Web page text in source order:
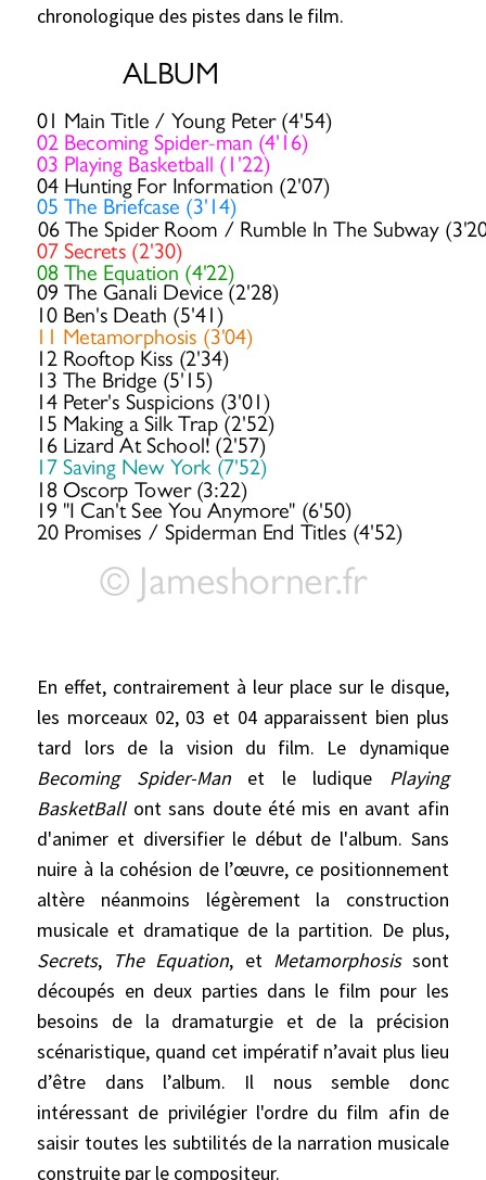
chronologique des pistes dans le film.
En effet, contrairement à leur place sur le disque,
les morceaux 02, 03 et 04 apparaissent bien plus
tard lors de la vision du film. Le dynamique
Becoming Spider-Manet le ludique Playing
BasketBallont sans doute été mis en avant afin
d'animer et diversifier le début de l'album. Sans
nuire à la cohésion de l’œuvre, ce positionnement
altère néanmoins légèrement la construction
musicale et dramatique de la partition. De plus,
Secrets, The Equation, et Metamorphosissont
découpés en deux parties dans le film pour les
besoins de la dramaturgie et de la précision
scénaristique, quand cet impératif n’avait plus lieu
d’être dans l’album. Il nous semble donc
intéressant de privilégier l'ordre du film afin de
saisir toutes les subtilités de la narration musicale
construite par le compositeur.